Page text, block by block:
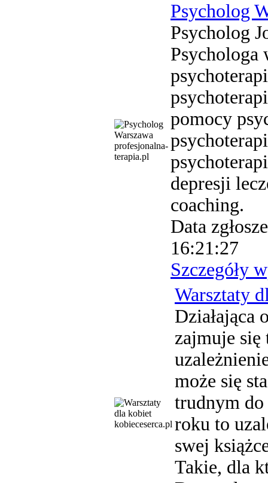
profesjonalna-
terapia.pl
Psycholog
Psycholog
Psychologa
pomocy
depresji
coaching.
Data
16:21:27
Szczegóły
kobieceserca.pl
Warsztaty
Działająca
zajmuje
może się
trudnym
roku to
swej
Takie, dla